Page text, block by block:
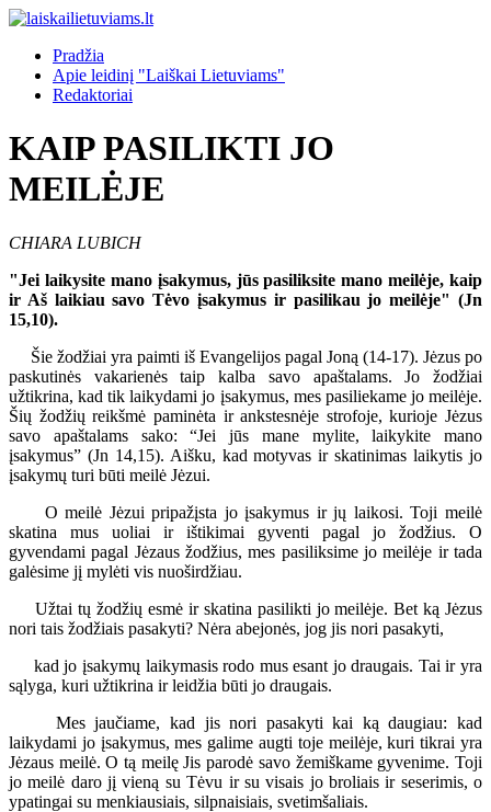
Pradžia
Apie leidinį "Laiškai Lietuviams"
Redaktoriai
KAIP PASILIKTI JO
MEILĖJE
CHIARA LUBICH
"Jei laikysite mano įsakymus, jūs pasiliksite mano meilėje, kaip
ir Aš laikiau savo Tėvo įsakymus ir pasilikau jo meilėje" (Jn
15,10).
Šie žodžiai yra paimti iš Evangelijos pagal Joną (14-17). Jėzus po
paskutinės vakarienės taip kalba savo apaštalams. Jo žodžiai
užtikrina, kad tik laikydami jo įsakymus, mes pasiliekame jo meilėje.
Šių žodžių reikšmė paminėta ir ankstesnėje strofoje, kurioje Jėzus
savo apaštalams sako: “Jei jūs mane mylite, laikykite mano
įsakymus” (Jn 14,15). Aišku, kad motyvas ir skatinimas laikytis jo
įsakymų turi būti meilė Jėzui.
O meilė Jėzui pripažįsta jo įsakymus ir jų laikosi. Toji meilė
skatina mus uoliai ir ištikimai gyventi pagal jo žodžius. O
gyvendami pagal Jėzaus žodžius, mes pasiliksime jo meilėje ir tada
galėsime jį mylėti vis nuoširdžiau.
Užtai tų žodžių esmė ir skatina pasilikti jo meilėje. Bet ką Jėzus
nori tais žodžiais pasakyti? Nėra abejonės, jog jis nori pasakyti,
kad jo įsakymų laikymasis rodo mus esant jo draugais. Tai ir yra
sąlyga, kuri užtikrina ir leidžia būti jo draugais.
Mes jaučiame, kad jis nori pasakyti kai ką daugiau: kad
laikydami jo įsakymus, mes galime augti toje meilėje, kuri tikrai yra
Jėzaus meilė. O tą meilę Jis parodė savo žemiškame gyvenime. Toji
jo meilė daro jį vieną su Tėvu ir su visais jo broliais ir seserimis, o
ypatingai su menkiausiais, silpnaisiais, svetimšaliais.